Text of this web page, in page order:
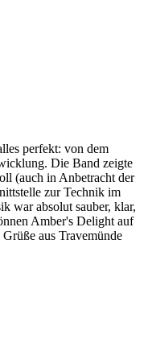
perfekt: von dem
Die Band zeigte
(auch in Anbetracht der
zur Technik im
war absolut sauber, klar,
Amber's Delight auf
aus Travemünde